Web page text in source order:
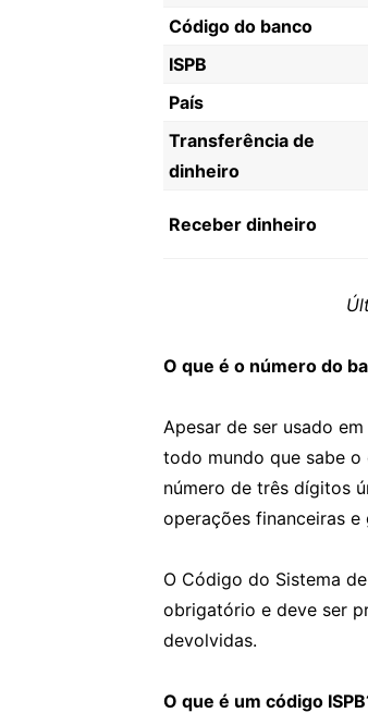
Código do banco
ISPB
País
Transferência de
dinheiro
Receber dinheiro
O que é o número do
Apesar de ser usado
todo mundo que sabe
número de três dígitos
operações financeiras e
O Código do Sistema
obrigatório e deve ser
devolvidas.
O que é um código